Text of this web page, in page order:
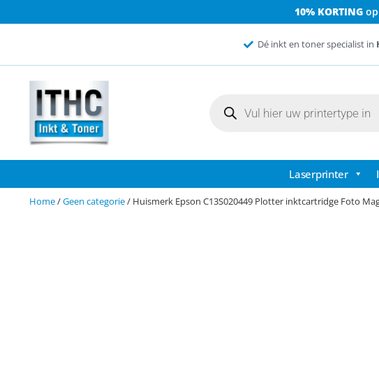
10% KORTINGop
Dé inkt en toner specialist in
Laserprinter
Home/Geen categorie/ Huismerk Epson C13S020449 Plotter inktcartridge Foto